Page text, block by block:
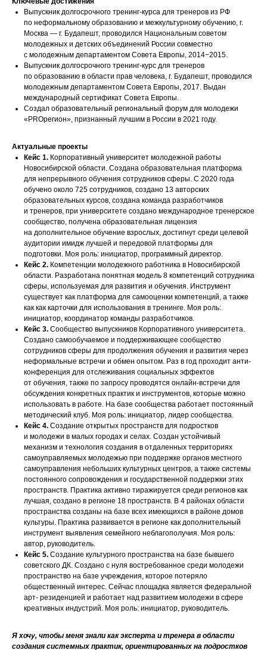
Выпускник долгосрочного тренинг-курса для тренеров из РФ
по неформальному образованию и межкультурному обучению, г.
Москва — г. Будапешт, проводился Национальным советом
молодежных и детских объединений России совместно
с молодежным департаментом Совета Европы, 2014−2015.
Выпускник долгосрочного тренинг-курс для тренеров
по образованию в области прав человека, г. Будапешт, проводился
молодежным департаментом Совета Европы, 2017. Выдан
международный сертификат Совета Европы.
Создал образовательный региональный форум для молодежи
«PROрегион», признанный лучшим в России в 2021 году.
Актуальные проекты
Кейс 1. Корпоративный университет молодежной работы
Новосибирской области. Создана образовательная платформа
для непрерывного обучения сотрудников сферы. С 2020 года
обучено около 725 сотрудников, создано 13 авторских
образовательных курсов, создана команда разработчиков
и тренеров, при университете создано международное тренерское
сообщество, получена образовательная лицензия
на дополнительное обучение взрослых, достигнут среди целевой
аудитории имидж лучшей и передовой платформы для
подготовки. Моя роль: инициатор, программный директор.
Кейс 2. Компетенции молодежного работника в Новосибирской
области. Разработана понятная модель 8 компетенций сотрудника
сферы, используемая для развития и обучения. Инструмент
существует как платформа для самооценки компетенций, а также
как как карточки для использования в тренинге. Моя роль:
инициатор, координатор команды разработчиков.
Кейс 3. Сообщество выпускников Корпоративного университета.
Создано самообучаемое и поддерживающее сообщество
сотрудников сферы для продолжения обучения и развития через
неформальные встречи и обмен опытом. Раз в год проходит анти-
конференция для отслеживания социальных эффектов
от обучения, также по запросу проводятся онлайн-встречи для
обсуждения конкретных практик и инструментов, которые можно
использовать в работе. На базе сообщества работает постоянный
методический клуб. Моя роль: инициатор, лидер сообщества.
Кейс 4. Создание открытых пространств для подростков
и молодежи в малых городах и селах. Создан устойчивый
механизм и технология создания в отдаленных территориях
самоуправляемых молодежью при поддержке органов местного
самоуправления небольших культурных центров, а также системы
постоянного сопровождения и государственной поддержки этих
пространств. Практика активно тиражируется среди регионов как
лучшая, создано в регионе 18 пространств. В 4 районах области
пространства созданы на базе всех имеющихся в районе домов
культуры. Практика развивается в регионе как дополнительный
инструмент выявления семейного неблагополучия. Моя роль:
автор, руководитель.
Кейс 5. Создание культурного пространства на базе бывшего
советского ДК. Создано с нуля востребованное среди молодежи
пространство на базе учреждения, которое потеряло
общественный интерес. Сейчас площадка является федеральной
арт- резиденцией и работает над развитием молодежи в сфере
креативных индустрий. Моя роль: инициатор, руководитель.
Я хочу, чтобы меня знали как эксперта и тренера в области
создания системных практик, ориентированных на подростков